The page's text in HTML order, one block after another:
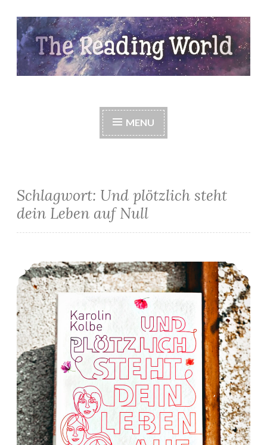
Skip
to
content
The Reading World
MENU
Schlagwort: Und plötzlich steht
dein Leben auf Null
*Rezension* -> Und plötzlich steht dein Leben auf null von Karolin Kolbe